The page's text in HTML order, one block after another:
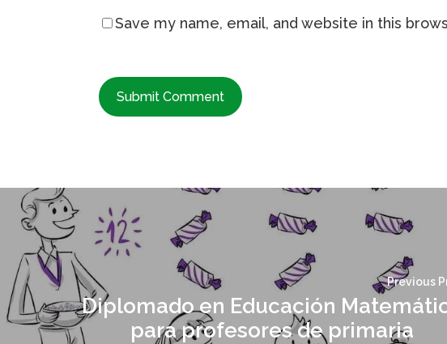
Save my name, email, and website in this
Previous
Diplomado en Educación
para profesores de primaria